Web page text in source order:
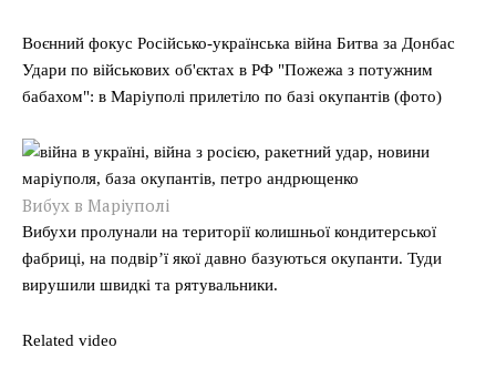
Воєнний фокус Російсько-українська війна Битва за Донбас
Удари по військових об'єктах в РФ "Пожежа з потужним
бабахом": в Маріуполі прилетіло по базі окупантів (фото)
Вибух в Маріуполі
Вибухи пролунали на території колишньої кондитерської
фабриці, на подвір’ї якої давно базуються окупанти. Туди
вирушили швидкі та рятувальники.
Related video